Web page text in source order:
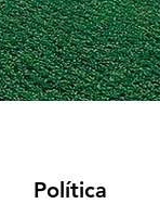
Política